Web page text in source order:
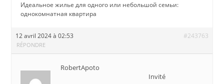
Идеальное жилье для одного или небольшой семьи:
однокомнатная квартира
12 avril 2024 à 02:53 #243763
RÉPONDRE
RobertApoto
Invité